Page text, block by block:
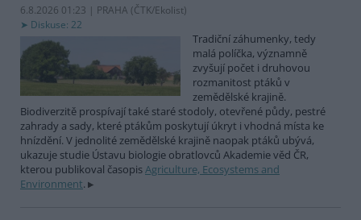
6.8.2026 01:23 | PRAHA (ČTK/Ekolist)
Diskuse: 22
Tradiční záhumenky, tedy
malá políčka, významně
zvyšují počet i druhovou
rozmanitost ptáků v
zemědělské krajině.
Biodiverzitě prospívají také staré stodoly, otevřené půdy, pestré
zahrady a sady, které ptákům poskytují úkryt i vhodná místa ke
hnízdění. V jednolité zemědělské krajině naopak ptáků ubývá,
ukazuje studie Ústavu biologie obratlovců Akademie věd ČR,
kterou publikoval časopisAgriculture, Ecosystems and
Environment.